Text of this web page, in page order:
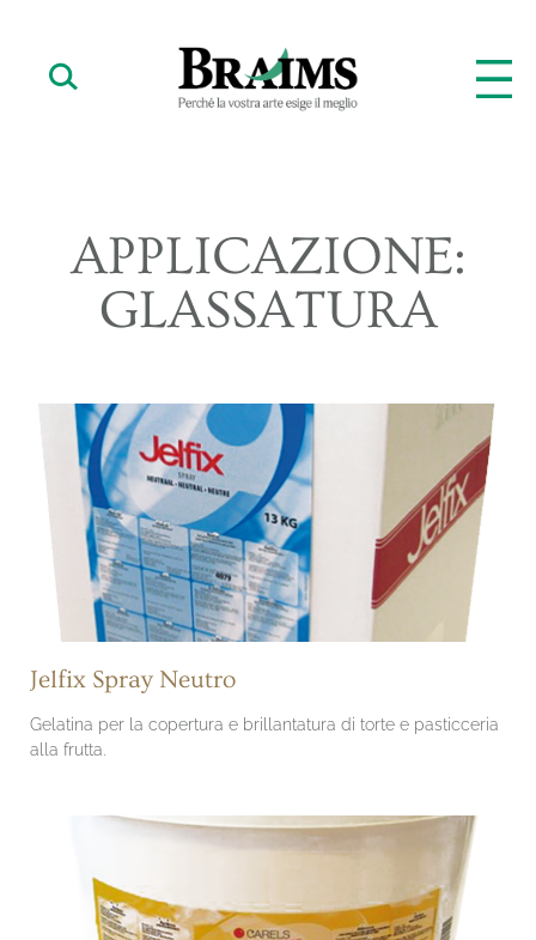
APPLICAZIONE:
GLASSATURA
Jelfix Spray Neutro
Gelatina per la copertura e brillantatura di torte e pasticceria
alla frutta.